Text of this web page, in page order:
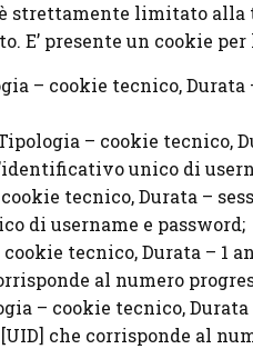
strettamente limitato
E’ presente un cookie
– cookie tecnico,
– cookie tecnico,
unico di
tecnico, Durata –
di username e password;
tecnico, Durata –
al numero
– cookie tecnico,
che corrisponde al